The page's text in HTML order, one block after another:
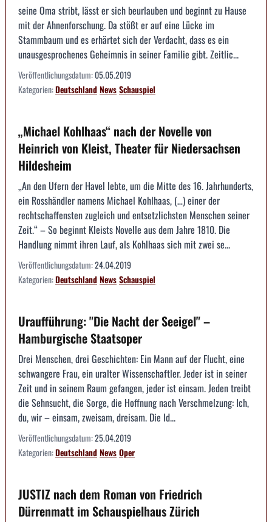
seine Oma stribt, lässt er sich beurlauben und beginnt zu Hause
mit der Ahnenforschung. Da stößt er auf eine Lücke im
Stammbaum und es erhärtet sich der Verdacht, dass es ein
unausgesprochenes Geheimnis in seiner Familie gibt. Zeitlic...
Veröffentlichungsdatum:05.05.2019
Kategorien:DeutschlandNewsSchauspiel
„Michael Kohlhaas“ nach der Novelle von
Heinrich von Kleist, Theater für Niedersachsen
Hildesheim
„An den Ufern der Havel lebte, um die Mitte des 16. Jahrhunderts,
ein Rosshändler namens Michael Kohlhaas, (…) einer der
rechtschaffensten zugleich und entsetzlichsten Menschen seiner
Zeit.“ – So beginnt Kleists Novelle aus dem Jahre 1810. Die
Handlung nimmt ihren Lauf, als Kohlhaas sich mit zwei se...
Veröffentlichungsdatum:24.04.2019
Kategorien:DeutschlandNewsSchauspiel
Uraufführung: "Die Nacht der Seeigel" –
Hamburgische Staatsoper
Drei Menschen, drei Geschichten: Ein Mann auf der Flucht, eine
schwangere Frau, ein uralter Wissenschaftler. Jeder ist in seiner
Zeit und in seinem Raum gefangen, jeder ist einsam. Jeden treibt
die Sehnsucht, die Sorge, die Hoffnung nach Verschmelzung: Ich,
du, wir – einsam, zweisam, dreisam. Die Id...
Veröffentlichungsdatum:25.04.2019
Kategorien:DeutschlandNewsOper
JUSTIZ nach dem Roman von Friedrich
Dürrenmatt im Schauspielhaus Zürich